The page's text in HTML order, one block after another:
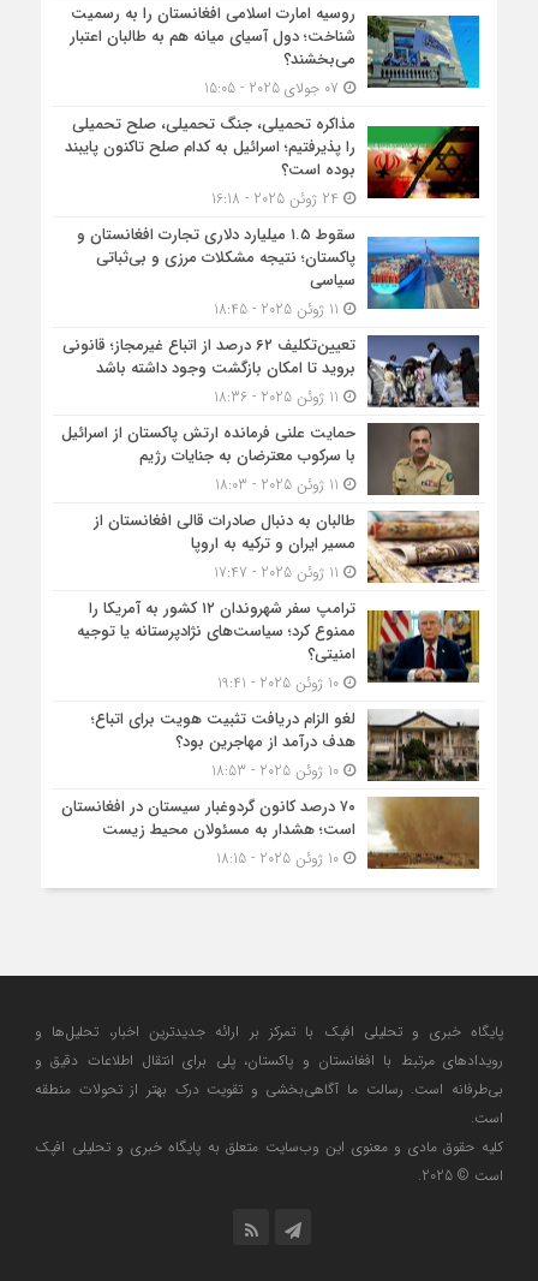
روسیه امارت اسلامی افغانستان را به رسمیت
شناخت؛ دول آسیای میانه هم به طالبان اعتبار
می‎‌بخشند؟
مذاکره تحمیلی، جنگ تحمیلی، صلح تحمیلی
را پذیرفتیم؛ اسرائیل به کدام صلح تاکنون پایبند
بوده است؟
سقوط ۱.۵ میلیارد دلاری تجارت افغانستان و
پاکستان؛ نتیجه مشکلات مرزی و بی‌ثباتی
سیاسی
تعیین‌تکلیف ۶۲ درصد از اتباع غیرمجاز؛ قانونی
بروید تا امکان بازگشت وجود داشته باشد
حمایت علنی فرمانده ارتش پاکستان از اسرائیل
با سرکوب معترضان به جنایات رژیم
طالبان به دنبال صادرات قالی افغانستان از
مسیر ایران و ترکیه به اروپا
ترامپ سفر شهروندان ۱۲ کشور به آمریکا را
ممنوع کرد؛ سیاست‌های نژادپرستانه یا توجیه
امنیتی؟
10 ژوئن 2025 - 19:41
لغو الزام دریافت تثبیت هویت برای اتباع؛
هدف درآمد از مهاجرین بود؟
10 ژوئن 2025 - 18:53
۷۰ درصد کانون گردوغبار سیستان در افغانستان
است؛ هشدار به مسئولان محیط زیست
10 ژوئن 2025 - 18:15
پایگاه خبری و تحلیلی افپک با تمرکز بر ارائه جدیدترین اخبار، تحلیل‌ها و
رویدادهای مرتبط با افغانستان و پاکستان، پلی برای انتقال اطلاعات دقیق و
بی‌طرفانه است. رسالت ما آگاهی‌بخشی و تقویت درک بهتر از تحولات منطقه
است.
کلیه حقوق مادی و معنوی این وب‌سایت متعلق به پایگاه خبری و تحلیلی افپک
است © 2025.